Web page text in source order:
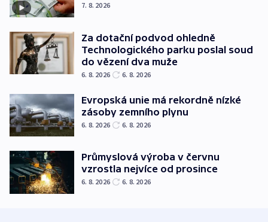
7. 8. 2026
Za dotační podvod ohledně
Technologického parku poslal soud
do vězení dva muže
6. 8. 2026 6. 8. 2026
Evropská unie má rekordně nízké
zásoby zemního plynu
6. 8. 2026 6. 8. 2026
Průmyslová výroba v červnu
vzrostla nejvíce od prosince
6. 8. 2026 6. 8. 2026